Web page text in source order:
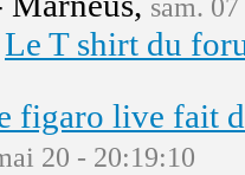
sam.
Le T shirt du
figaro live fait
20 - 20:19:10